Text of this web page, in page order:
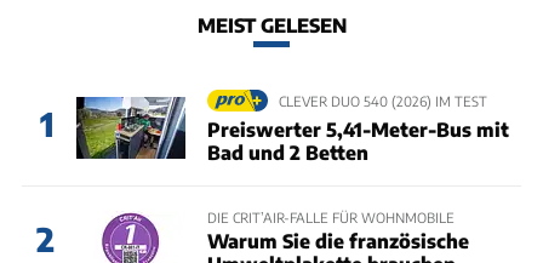
MEIST GELESEN
1
CLEVER DUO 540 (2026) IM TEST
Preiswerter 5,41-Meter-Bus mit
Bad und 2 Betten
2
DIE CRIT’AIR-FALLE FÜR WOHNMOBILE
Warum Sie die französische